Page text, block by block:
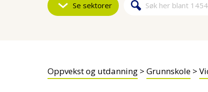
Se sektorer Søk
Oppvekst og utdanning > Grunnskole >